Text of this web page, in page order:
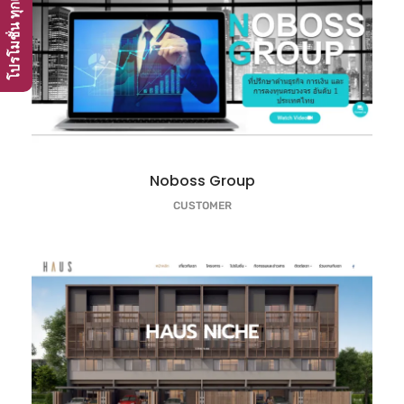
Noboss Group
CUSTOMER